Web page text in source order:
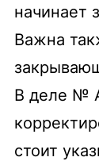
начинает
Важна
В деле №
стоит